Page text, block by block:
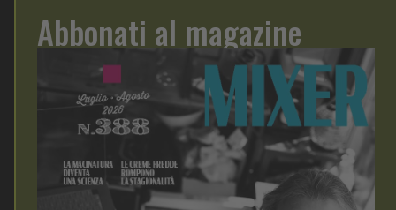
Abbonati al magazine